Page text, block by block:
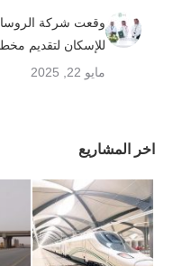
وقعت شركة الروسان
للإسكان لتقديم
مايو 22, 2025
اخر المشاريع